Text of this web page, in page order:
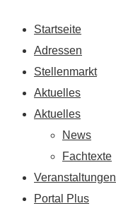
Startseite
Adressen
Stellenmarkt
Aktuelles
Aktuelles
News
Fachtexte
Veranstaltungen
Portal Plus